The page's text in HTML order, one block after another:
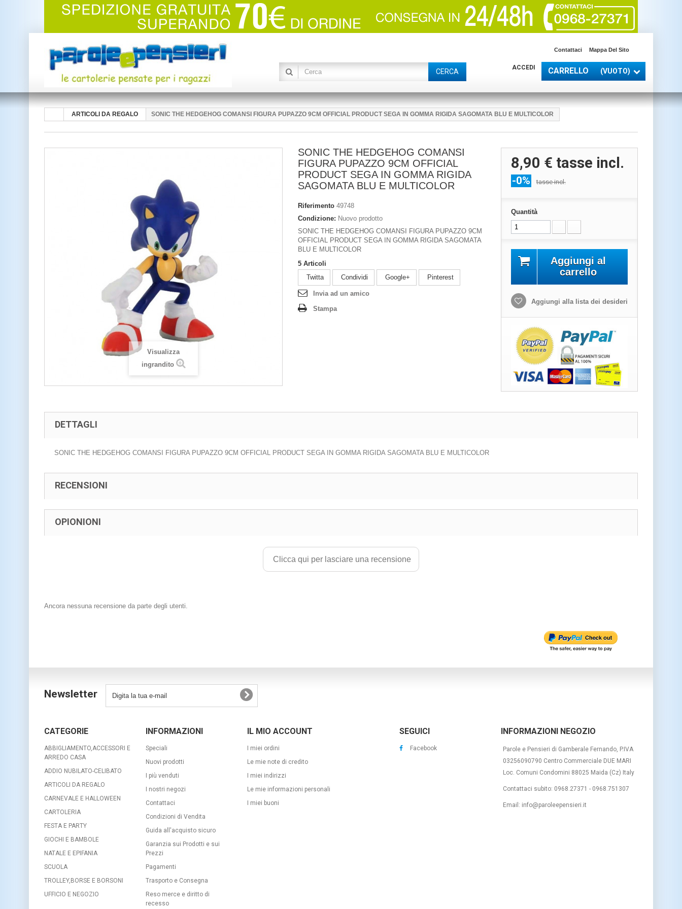
Contattaci Mappa Del Sito
CARRELLO (VUOTO)
ACCEDI
CERCA
ARTICOLI DA REGALO SONIC THE HEDGEHOG COMANSI FIGURA PUPAZZO 9CM OFFICIAL PRODUCT SEGA IN GOMMA RIGIDA SAGOMATA BLU E MULTICOLOR
Visualizza
ingrandito
SONIC THE HEDGEHOG COMANSI
FIGURA PUPAZZO 9CM OFFICIAL
PRODUCT SEGA IN GOMMA RIGIDA
SAGOMATA BLU E MULTICOLOR
Riferimento 49748
Condizione: Nuovo prodotto
SONIC THE HEDGEHOG COMANSI FIGURA PUPAZZO 9CM
OFFICIAL PRODUCT SEGA IN GOMMA RIGIDA SAGOMATA
BLU E MULTICOLOR
5 Articoli
Twitta
Condividi Google+ Pinterest
Invia ad un amico
Stampa
8,90 € tasse incl.
-0% tasse incl.
Quantità
Aggiungi al
carrello
Aggiungi alla lista dei desideri
DETTAGLI
SONIC THE HEDGEHOG COMANSI FIGURA PUPAZZO 9CM OFFICIAL PRODUCT SEGA IN GOMMA RIGIDA SAGOMATA BLU E MULTICOLOR
RECENSIONI
OPIONIONI
Clicca qui per lasciare una recensione
Ancora nessuna recensione da parte degli utenti.
Newsletter
CATEGORIE
ABBIGLIAMENTO,ACCESSORI E
ARREDO CASA
ADDIO NUBILATO-CELIBATO
ARTICOLI DA REGALO
CARNEVALE E HALLOWEEN
CARTOLERIA
FESTA E PARTY
GIOCHI E BAMBOLE
NATALE E EPIFANIA
SCUOLA
TROLLEY,BORSE E BORSONI
UFFICIO E NEGOZIO
INFORMAZIONI
Speciali
Nuovi prodotti
I più venduti
I nostri negozi
Contattaci
Condizioni di Vendita
Guida all'acquisto sicuro
Garanzia sui Prodotti e sui
Prezzi
Pagamenti
Trasporto e Consegna
Reso merce e diritto di
recesso
IL MIO ACCOUNT
I miei ordini
Le mie note di credito
I miei indirizzi
Le mie informazioni personali
I miei buoni
SEGUICI
Facebook
INFORMAZIONI NEGOZIO
Parole e Pensieri di Gamberale Fernando, P.IVA
03256090790 Centro Commerciale DUE MARI
Loc. Comuni Condomini 88025 Maida (Cz) Italy
Contattaci subito: 0968.27371 - 0968.751307
Email: info@paroleepensieri.it